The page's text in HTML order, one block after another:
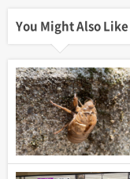
You Might Also Like